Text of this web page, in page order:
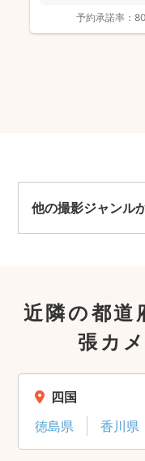
予約承諾率：
他の撮影ジャンル
近隣の都道
張カ
四国
徳島県
香川県